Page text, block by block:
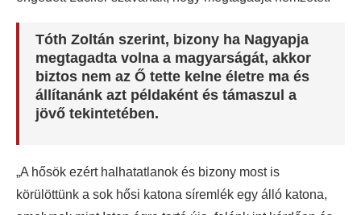
Tóth Zoltán szerint, bizony ha Nagyapja
megtagadta volna a magyarságát, akkor
biztos nem az Ő tette kelne életre ma és
állítanánk azt példaként és támaszul a
jövő tekintetében.
„A hősök ezért halhatatlanok és bizony most is
körülöttünk a sok hősi katona síremlék egy álló katona,